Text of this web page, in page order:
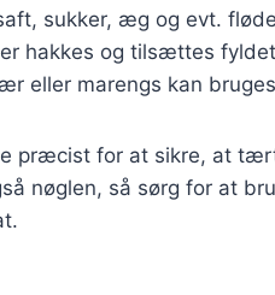
sukker, æg og evt.
hakkes og tilsættes
eller marengs kan
præcist for at sikre, at
nøglen, så sørg for at